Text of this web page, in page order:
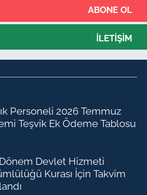
ABONE OL
İLETIŞIM
Personeli 2026 Temmuz
Teşvik Ek Ödeme Tablosu
Devlet Hizmeti
Kurası İçin Takvim